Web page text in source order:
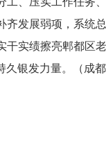
齐发展弱项，系统
干实绩擦亮郫都区
久银发力量。（成